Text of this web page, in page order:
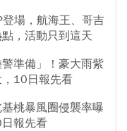
場，航海王、哥吉
，活動只到這天
準備」！豪大雨紫
10日報先看
桃暴風圈侵襲率曝
報先看